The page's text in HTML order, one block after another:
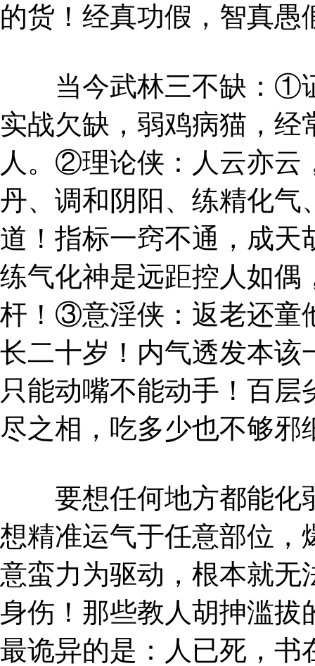
的货！经真功假，智真愚
当今武林三不缺：①证
实战欠缺，弱鸡病猫，
人。②理论侠：人云亦云
丹、调和阴阳、练精化气
道！指标一窍不通，成天
练气化神是远距控人如偶
杆！③意淫侠：返老还童
长二十岁！内气透发本该
只能动嘴不能动手！百
尽之相，吃多少也不够邪
要想任何地方都能化
想精准运气于任意部位，
意蛮力为驱动，根本就无
身伤！那些教人胡抻滥拔
最诡异的是：人已死，书